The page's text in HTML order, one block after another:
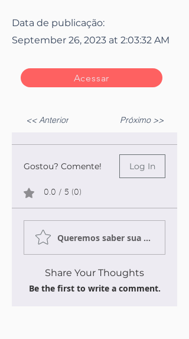
Data de publicação:
September 26, 2023 at 2:03:32 AM
Acessar
<< Anterior Próximo >>
Gostou? Comente! Log In
0.0 / 5 (0)
Queremos saber sua opinião
Share Your Thoughts
Be the first to write a comment.